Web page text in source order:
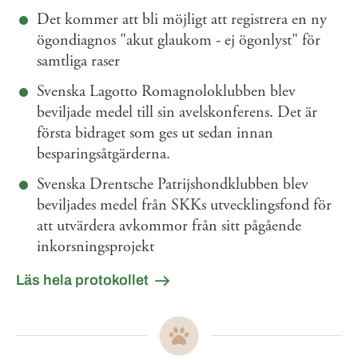
Det kommer att bli möjligt att registrera en ny
ögondiagnos "akut glaukom - ej ögonlyst" för
samtliga raser
Svenska Lagotto Romagnoloklubben blev
beviljade medel till sin avelskonferens. Det är
första bidraget som ges ut sedan innan
besparingsåtgärderna.
Svenska Drentsche Patrijshondklubben blev
beviljades medel från SKKs utvecklingsfond för
att utvärdera avkommor från sitt pågående
inkorsningsprojekt
Läs hela protokollet